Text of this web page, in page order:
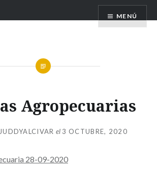
MENÚ
Agropecuarias
JUDDYALCIVAR el 3 OCTUBRE, 2020
28-09-2020